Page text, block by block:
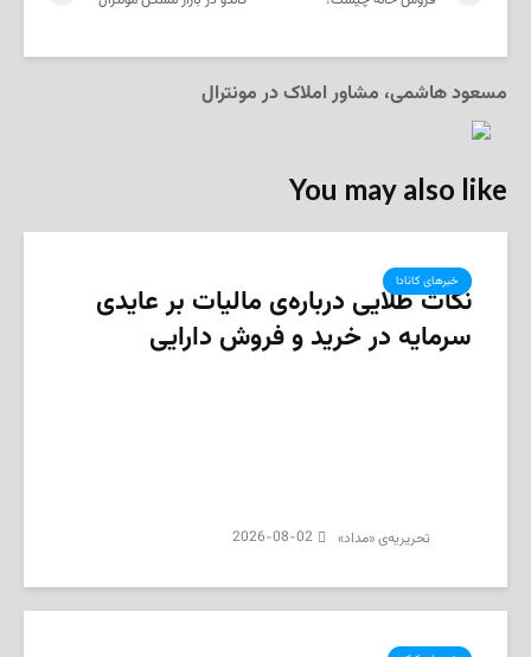
مسعود هاشمی، مشاور املاک در مونترال
You may also like
خبرهای کانادا
نکات طلایی درباره‌ی مالیات بر عایدی
سرمایه در خرید و فروش دارایی
تحریریه‌ی «مداد» 2026-08-02